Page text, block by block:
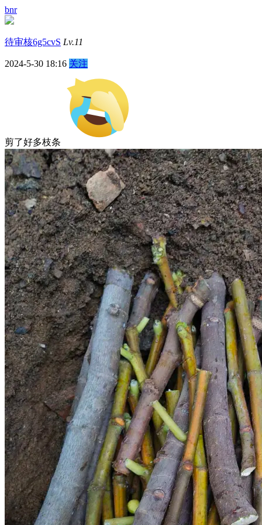
bnr
待审核6g5cvS Lv.11
2024-5-30 18:16 关注
剪了好多枝条